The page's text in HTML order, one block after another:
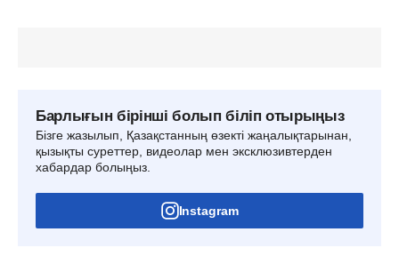
Барлығын бірінші болып біліп отырыңыз
Бізге жазылып, Қазақстанның өзекті жаңалықтарынан,
қызықты суреттер, видеолар мен эксклюзивтерден
хабардар болыңыз.
Instagram